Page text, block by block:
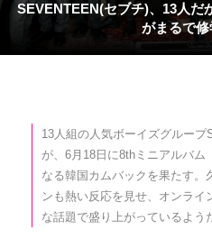
SEVENTEEN(セブチ)、13人だからこそのエピソード「365日
がまるで
13人組の人気ボーイズグルー
が、6月18日に8thミニアルバム
なる韓国カムバックを果たす。
ンも熱い反応を見せ、オンライ
な話題で盛り上がっているよう